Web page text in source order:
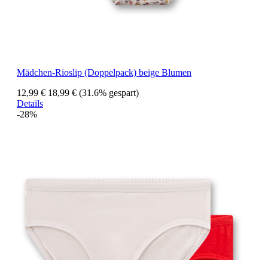
Mädchen-Rioslip (Doppelpack) beige Blumen
12,99 € 18,99 € (31.6% gespart)
Details
-28%